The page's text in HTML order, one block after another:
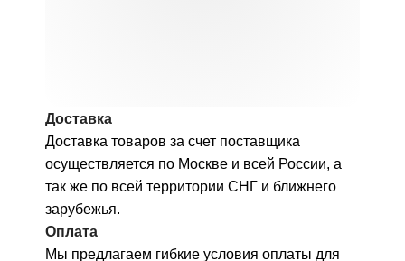
Доставка
Доставка товаров за счет поставщика
осуществляется по Москве и всей России, а
так же по всей территории СНГ и ближнего
зарубежья.
Оплата
Мы предлагаем гибкие условия оплаты для